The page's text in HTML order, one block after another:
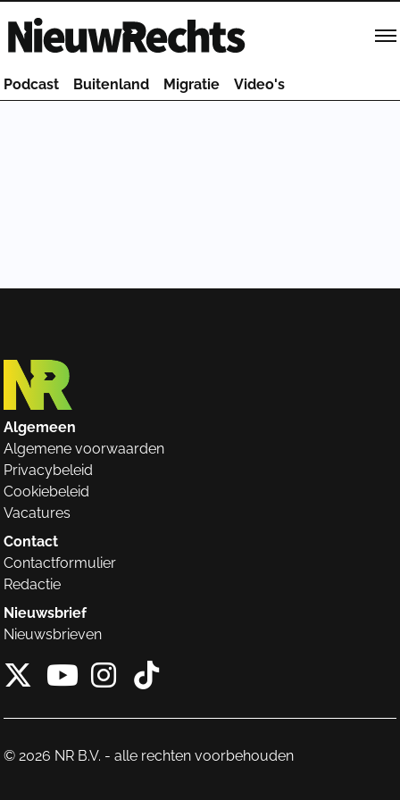
Homepage van NieuwRechts
Podcast Buitenland Migratie Video's
Algemeen
Algemene voorwaarden
Privacybeleid
Cookiebeleid
Vacatures
Contact
Contactformulier
Redactie
Nieuwsbrief
Nieuwsbrieven
X van NieuwRechts
Instagram van
Tiktok van
© 2026 NR B.V. - alle rechten voorbehouden